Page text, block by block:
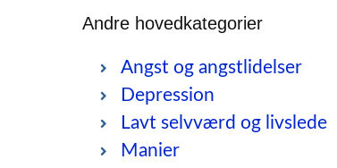
Andre hovedkategorier
Angst og angstlidelser
Depression
Lavt selvværd og livslede
Manier